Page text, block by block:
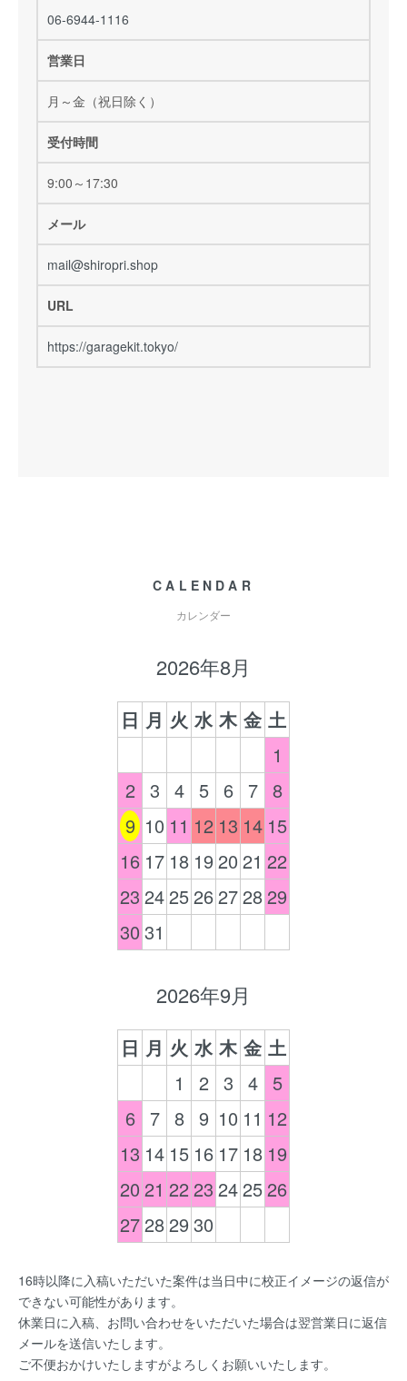
06-6944-1116
営業日
月～金（祝日除く）
受付時間
9:00～17:30
メール
mail@shiropri.shop
URL
https://garagekit.tokyo/
CALENDAR
カレンダー
2026年8月
日 月 火 水 木 金 土
1
2 3 4 5 6 7 8
9 10 11 12 13 14 15
16 17 18 19 20 21 22
23 24 25 26 27 28 29
30 31
2026年9月
日 月 火 水 木 金 土
1
2 3 4 5
6
7 8 9 10 11 12
13 14 15 16 17 18 19
20 21 22 23 24 25 26
27 28 2930
16時以降に入稿いただいた案件は当日中に校正イメージの返信が
できない可能性があります。
休業日に入稿、お問い合わせをいただいた場合は翌営業日に返信
メールを送信いたします。
ご不便おかけいたしますがよろしくお願いいたします。